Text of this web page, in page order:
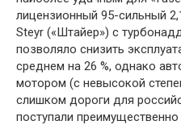
лицензионный 95-сильный
Steyr («Штайер») с
позволяло снизить
среднем на 26 %, однако
мотором (с невысокой
слишком дороги для
поступали